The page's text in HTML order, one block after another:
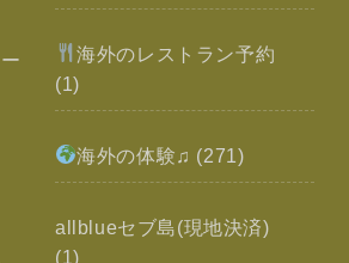
海外のレストラン予約
(1)
海外の体験♫ (271)
allblueセブ島(現地決済)
(1)